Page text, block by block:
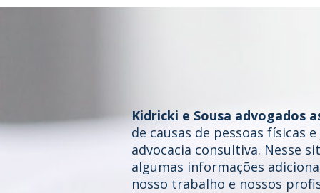
Kidricki e Sousa advogados
de causas de pessoas físicas
advocacia consultiva. Nesse
algumas informações
nosso trabalho e nossos